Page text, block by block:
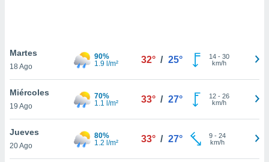
únicos
similares
como
sitio
Martes
18 Ago
90%
1.9 l/m²
32° / 25° 14- 30
km/h
Miércoles
19 Ago
70%
1.1 l/m²
33° / 27° 12- 26
km/h
Jueves
20 Ago
80%
1.2 l/m²
33° / 27° 9- 24
km/h